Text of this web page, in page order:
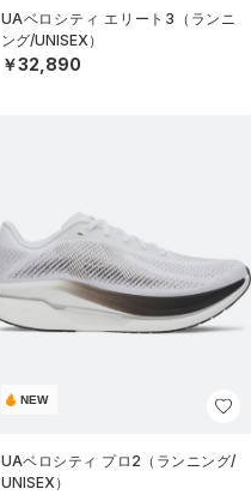
UAベロシティ エリート3（ランニ
ング/UNISEX）
￥32,890
NEW
UAベロシティ プロ2（ランニング/
UNISEX）